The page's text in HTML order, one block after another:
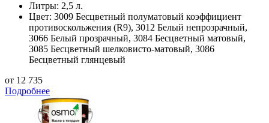
Литры: 2,5 л.
Цвет: 3009 Бесцветный полуматовый коэффициент
противоскольжения (R9), 3012 Белый непрозрачный,
3066 Белый прозрачный, 3084 Бесцветный матовый,
3085 Бесцветный шелковисто-матовый, 3086
Бесцветный глянцевый
от 12 735
Подробнее